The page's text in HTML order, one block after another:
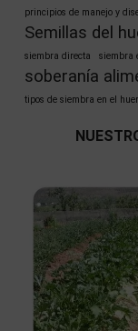
principios de manejo y
Semillas del
siembra directa
siembra
soberanía
tipos de siembra en el